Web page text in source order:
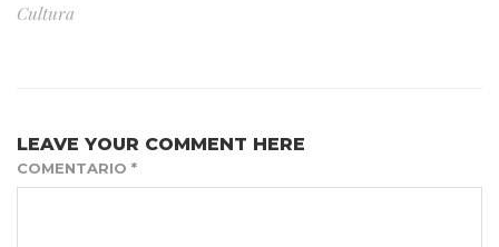
Cultura
LEAVE YOUR COMMENT HERE
COMENTARIO *